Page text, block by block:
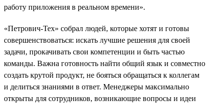
работу приложения в реальном времени».
«Петрович-Тех» собрал людей, которые хотят и готовы
совершенствоваться: искать лучшие решения для своей
задачи, прокачивать свои компетенции и быть частью
команды. Важна готовность найти общий язык и совместно
создать крутой продукт, не бояться обращаться к коллегам
и делиться знаниями в ответ. Менеджеры максимально
открыты для сотрудников, возникающие вопросы и идеи